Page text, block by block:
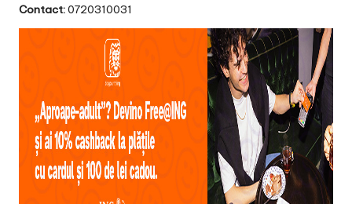
Contact:0720310031